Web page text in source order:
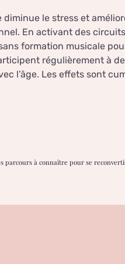
diminue le stress et
En activant des
formation musicale
régulièrement à
l’âge. Les effets sont
parcours à connaître pour se